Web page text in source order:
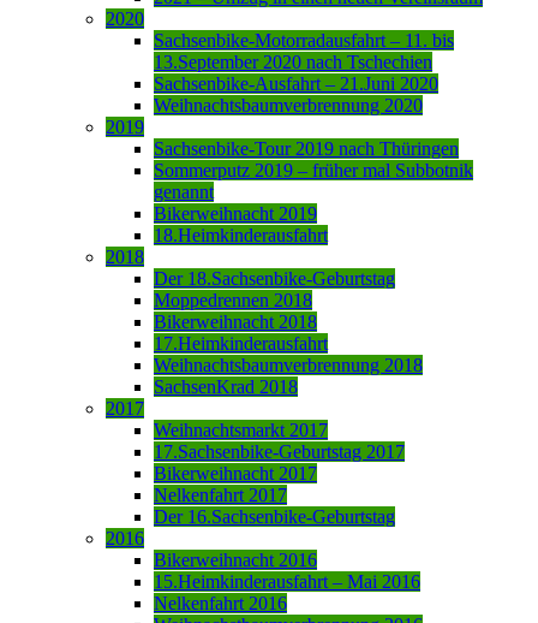
2020
Sachsenbike-Motorradausfahrt – 11. bis
13.September 2020 nach Tschechien
Sachsenbike-Ausfahrt – 21.Juni 2020
Weihnachtsbaumverbrennung 2020
2019
Sachsenbike-Tour 2019 nach Thüringen
Sommerputz 2019 – früher mal Subbotnik
genannt
Bikerweihnacht 2019
18.Heimkinderausfahrt
2018
Der 18.Sachsenbike-Geburtstag
Moppedrennen 2018
Bikerweihnacht 2018
17.Heimkinderausfahrt
Weihnachtsbaumverbrennung 2018
SachsenKrad 2018
2017
Weihnachtsmarkt 2017
17.Sachsenbike-Geburtstag 2017
Bikerweihnacht 2017
Nelkenfahrt 2017
Der 16.Sachsenbike-Geburtstag
2016
Bikerweihnacht 2016
15.Heimkinderausfahrt – Mai 2016
Nelkenfahrt 2016